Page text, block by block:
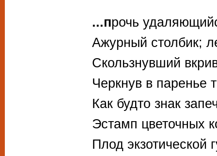
...прочь
Ажурный столбик;
Скользнувший
Черкнув в паренье
Как будто знак
Эстамп цветочных
Плод экзотической